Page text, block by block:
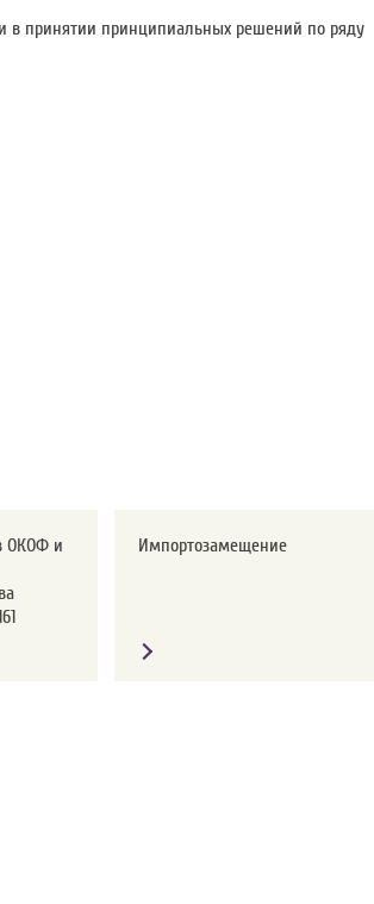
в принятии принципиальных решений по ряду
ОКОФ и
Импортозамещение